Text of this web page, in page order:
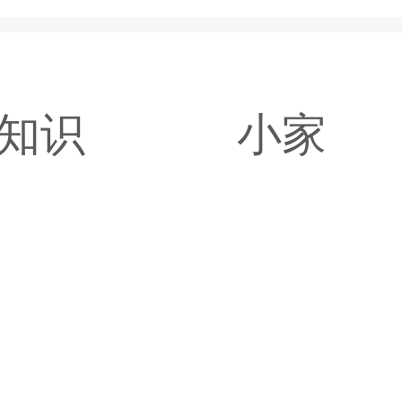
识 小家